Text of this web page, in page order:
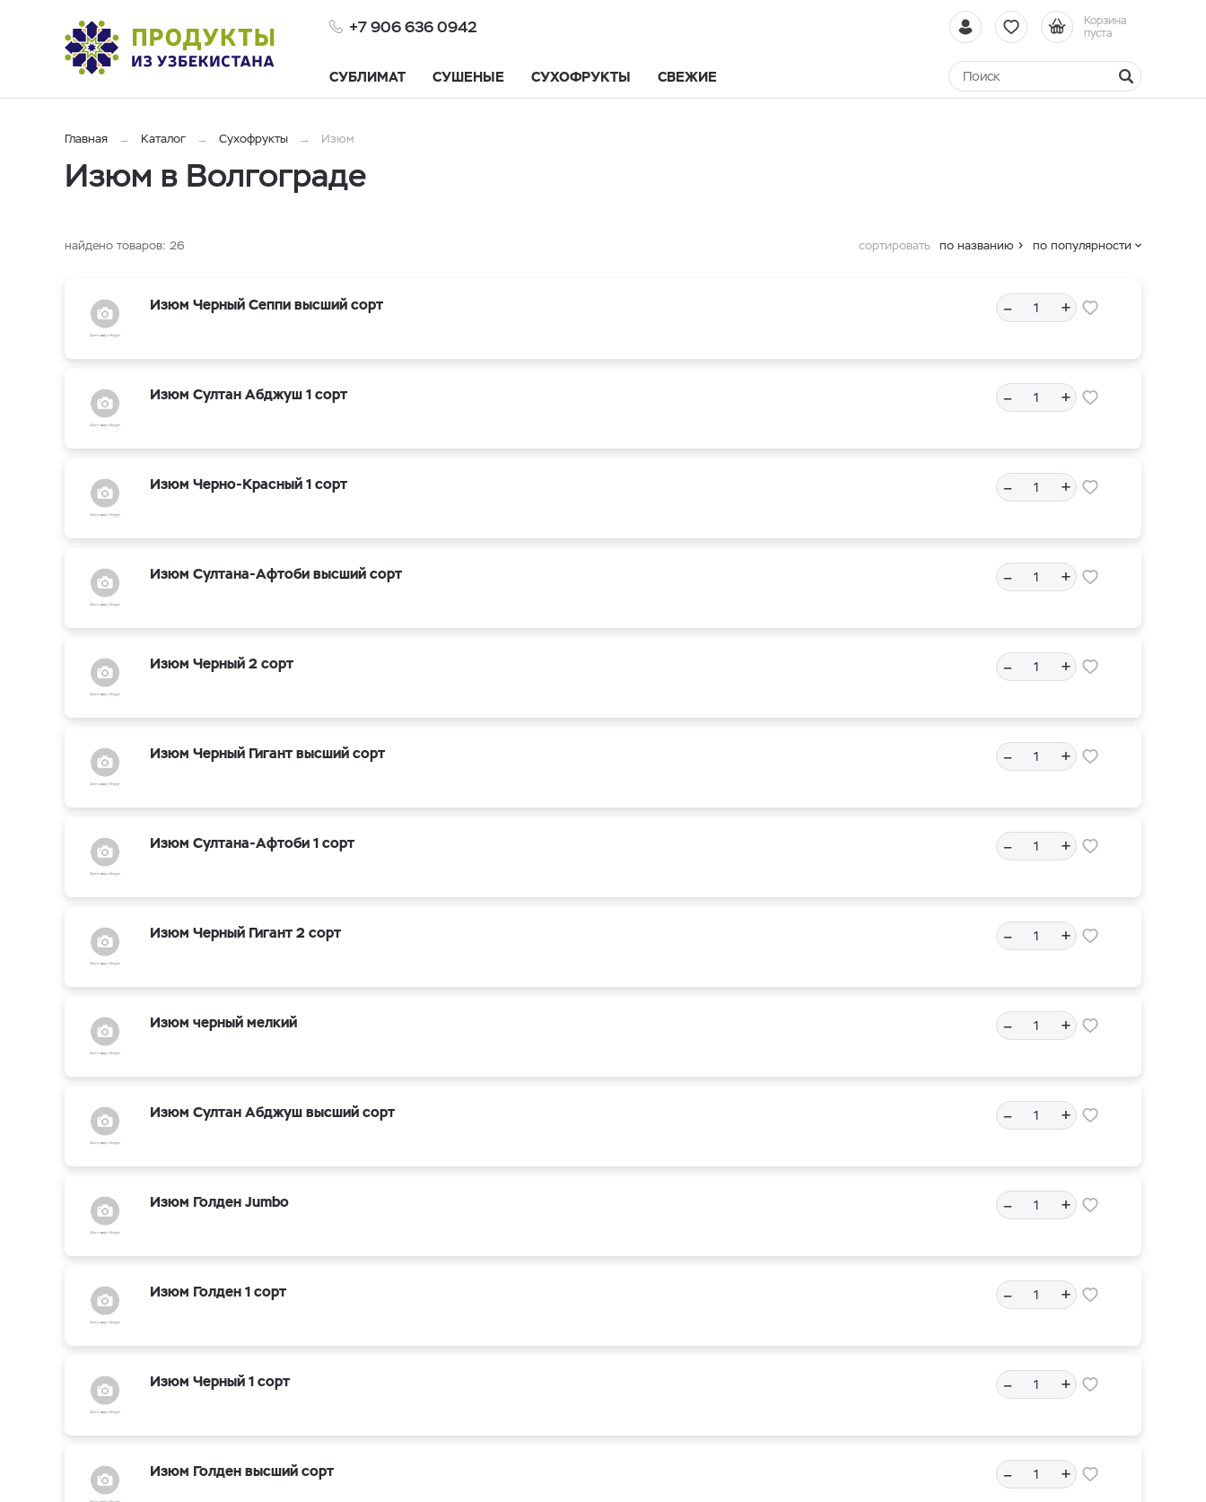
+7 906 636 0942
Корзина
пуста
СУБЛИМАТ СУШЕНЫЕ СУХОФРУКТЫ СВЕЖИЕ
Главная Каталог Сухофрукты Изюм
Изюм в Волгограде
найдено товаров: 26 сортировать по названию по популярности
Изюм Черный Сеппи высший сорт – +
Изюм Султан Абджуш 1 сорт – +
Изюм Черно-Красный 1 сорт – +
Изюм Султана-Афтоби высший сорт – +
Изюм Черный 2 сорт – +
Изюм Черный Гигант высший сорт – +
Изюм Султана-Афтоби 1 сорт – +
Изюм Черный Гигант 2 сорт – +
Изюм черный мелкий – +
Изюм Султан Абджуш высший сорт – +
Изюм Голден Jumbo – +
Изюм Голден 1 сорт – +
Изюм Черный 1 сорт – +
Изюм Голден высший сорт – +